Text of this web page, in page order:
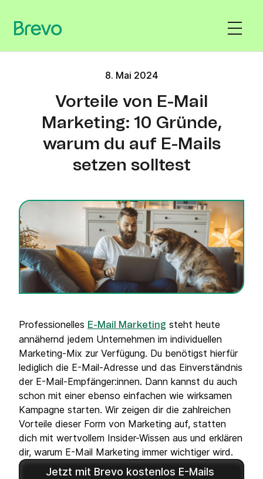
8. Mai 2024
Vorteile von E-Mail
Marketing: 10 Gründe,
warum du auf E-Mails
setzen solltest
Professionelles E-Mail Marketing steht heute
annähernd jedem Unternehmen im individuellen
Marketing-Mix zur Verfügung. Du benötigst hierfür
lediglich die E-Mail-Adresse und das Einverständnis
der E-Mail-Empfänger:innen. Dann kannst du auch
schon mit einer ebenso einfachen wie wirksamen
Kampagne starten. Wir zeigen dir die zahlreichen
Vorteile dieser Form von Marketing auf, statten
dich mit wertvollem Insider-Wissen aus und erklären
dir, warum E-Mail Marketing immer wichtiger wird.
Jetzt mit Brevo kostenlos E-Mails